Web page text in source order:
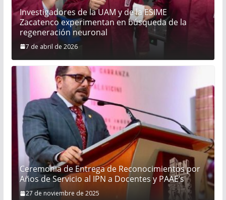
Investigadores de la UAM y de la ESIME
Zacatenco experimentan en búsqueda de la
regeneración neuronal
7 de abril de 2026
Ceremonia de Entrega de Reconocimientos por
Años de Servicio al IPN a Docentes y PAAE’s
27 de noviembre de 2025